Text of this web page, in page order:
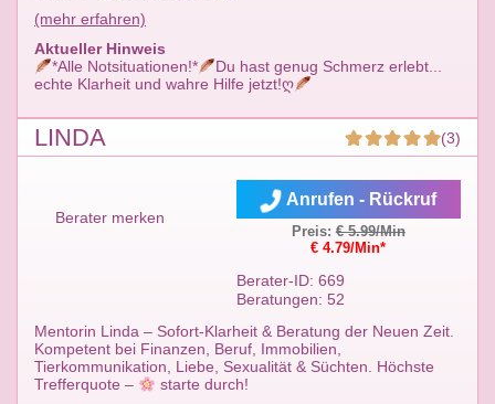
(mehr erfahren)
Aktueller Hinweis
*Alle Notsituationen!*
Du hast genug Schmerz erlebt...
echte Klarheit und wahre Hilfe jetzt!ღ
LINDA (3)
Berater merken
Mentorin Linda – Sofort-Klarheit & Beratung der Neuen Zeit.
Kompetent bei Finanzen, Beruf, Immobilien,
Tierkommunikation, Liebe, Sexualität & Süchten. Höchste
Trefferquote –
starte durch!
Anrufen - Rückruf
Preis:€ 5.99/Min
€ 4.79/Min*
Berater-ID: 669
Beratungen: 52